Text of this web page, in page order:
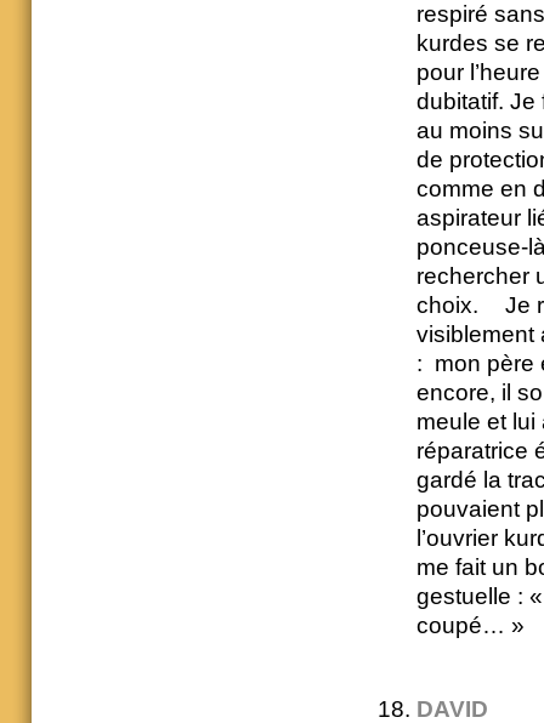
respiré
kurdes se
pour
dubitatif. Je
au moins
de
comme en
aspirateur
ponceuse-
rechercher
choix. Je
visiblement
: mon père
encore, il
meule et
réparatrice
gardé la
pouvaient
l’ouvrier
me fait un
gestuelle :
coupé… »
DAVID